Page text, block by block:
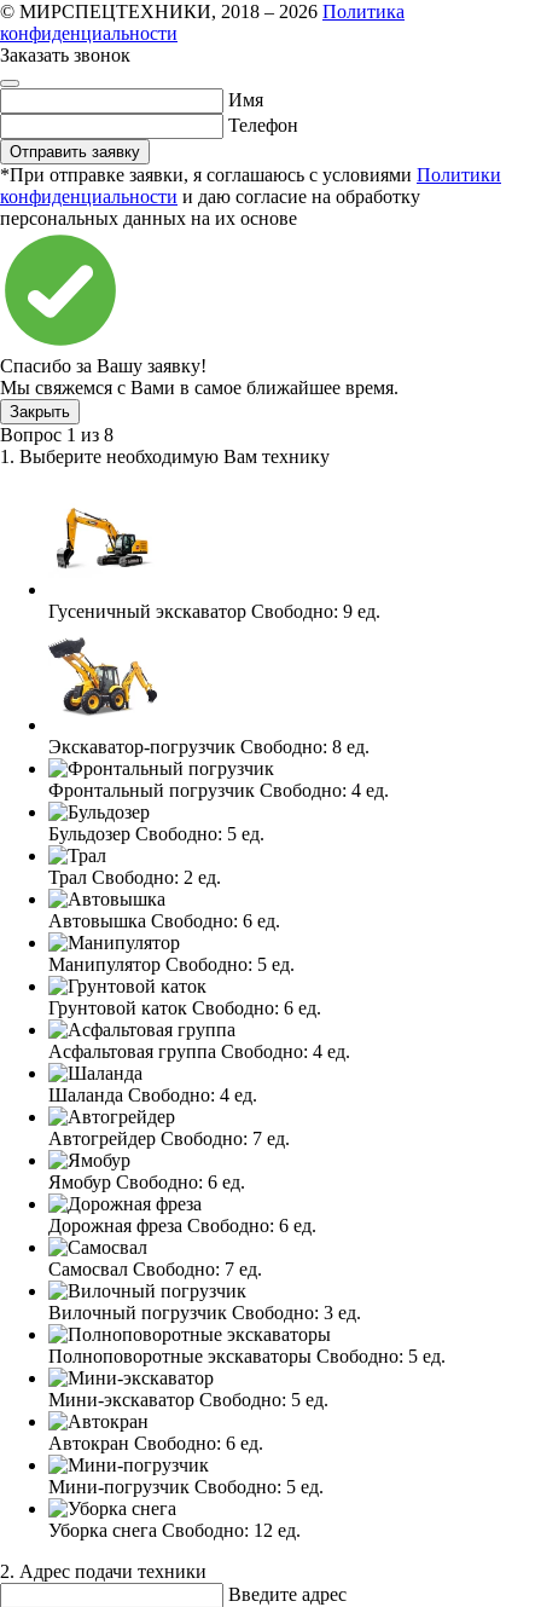
© МИРСПЕЦТЕХНИКИ, 2018 – 2026 Политика
конфиденциальности
Заказать звонок
Имя
Телефон
Отправить заявку
*При отправке заявки, я соглашаюсь с условиями Политики
конфиденциальности и даю согласие на обработку
персональных данных на их основе
Спасибо за Вашу заявку!
Мы свяжемся с Вами в самое ближайшее время.
Закрыть
Вопрос 1 из 8
1. Выберите необходимую Вам технику
Гусеничный экскаватор Свободно: 9 ед.
Экскаватор-погрузчик Свободно: 8 ед.
Фронтальный погрузчик Свободно: 4 ед.
Бульдозер Свободно: 5 ед.
Трал Свободно: 2 ед.
Автовышка Свободно: 6 ед.
Манипулятор Свободно: 5 ед.
Грунтовой каток Свободно: 6 ед.
Асфальтовая группа Свободно: 4 ед.
Шаланда Свободно: 4 ед.
Автогрейдер Свободно: 7 ед.
Ямобур Свободно: 6 ед.
Дорожная фреза Свободно: 6 ед.
Самосвал Свободно: 7 ед.
Вилочный погрузчик Свободно: 3 ед.
Полноповоротные экскаваторы Свободно: 5 ед.
Мини-экскаватор Свободно: 5 ед.
Автокран Свободно: 6 ед.
Мини-погрузчик Свободно: 5 ед.
Уборка снега Свободно: 12 ед.
2. Адрес подачи техники
Введите адрес